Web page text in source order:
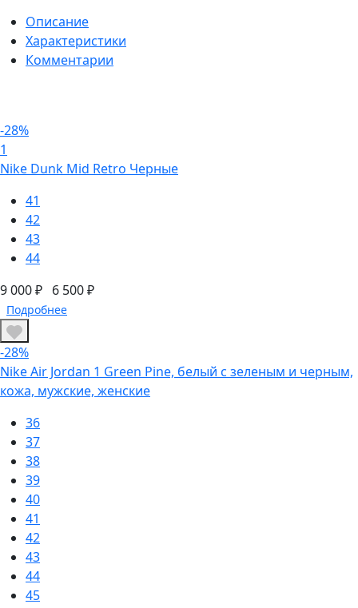
Описание
Характеристики
Комментарии
-28%
1
Nike Dunk Mid Retro Черные
41
42
43
44
9 000 ₽ 6 500 ₽
Подробнее
-28%
Nike Air Jordan 1 Green Pine, белый с зеленым и черным,
кожа, мужские, женские
36
37
38
39
40
41
42
43
44
45